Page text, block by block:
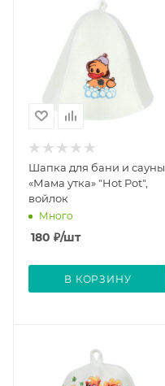
Шапка для бани и сауны
«Мама утка» "Hot Pot",
войлок
Много
180 ₽/шт
В КОРЗИНУ